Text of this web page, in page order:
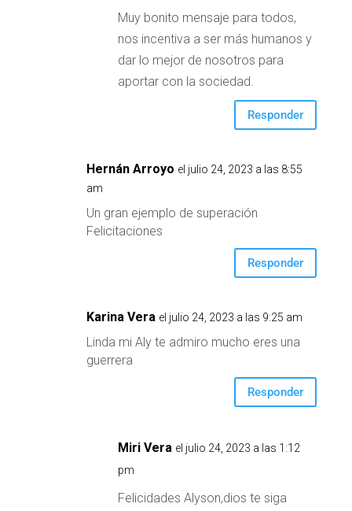
Muy bonito mensaje para todos,
nos incentiva a ser más humanos y
dar lo mejor de nosotros para
aportar con la sociedad.
Responder
Hernán Arroyo el julio 24, 2023 a las 8:55
am
Un gran ejemplo de superación
Felicitaciones
Responder
Karina Vera el julio 24, 2023 a las 9:25 am
Linda mi Aly te admiro mucho eres una
guerrera
Responder
Miri Vera el julio 24, 2023 a las 1:12
pm
Felicidades Alyson,dios te siga